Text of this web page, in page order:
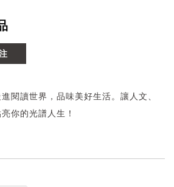
閱讀世界，品味美好生活。讓人文、
你的光譜人生！